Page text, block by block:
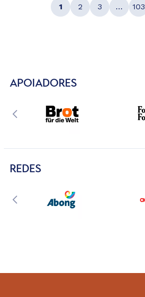
1 2 3 … 103
APOIADORES
REDES